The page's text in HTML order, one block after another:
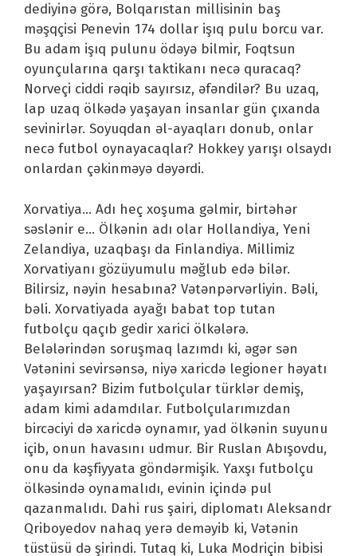
dediyinə görə, Bolqarıstan millisinin baş
məşqçisi Penevin 174 dollar işıq pulu borcu var.
Bu adam işıq pulunu ödəyə bilmir, Foqtsun
oyunçularına qarşı taktikanı necə quracaq?
Norveçi ciddi rəqib sayırsız, əfəndilər? Bu uzaq,
lap uzaq ölkədə yaşayan insanlar gün çıxanda
sevinirlər. Soyuqdan əl-ayaqları donub, onlar
necə futbol oynayacaqlar? Hokkey yarışı olsaydı
onlardan çəkinməyə dəyərdi.
Xorvatiya… Adı heç xoşuma gəlmir, birtəhər
səslənir e… Ölkənin adı olar Hollandiya, Yeni
Zelandiya, uzaqbaşı da Finlandiya. Millimiz
Xorvatiyanı gözüyumulu məğlub edə bilər.
Bilirsiz, nəyin hesabına? Vətənpərvərliyin. Bəli,
bəli. Xorvatiyada ayağı babat top tutan
futbolçu qaçıb gedir xarici ölkələrə.
Belələrindən soruşmaq lazımdı ki, əgər sən
Vətənini sevirsənsə, niyə xaricdə legioner həyatı
yaşayırsan? Bizim futbolçular türklər demiş,
adam kimi adamdılar. Futbolçularımızdan
bircəciyi də xaricdə oynamır, yad ölkənin suyunu
içib, onun havasını udmur. Bir Ruslan Abışovdu,
onu da kəşfiyyata göndərmişik. Yaxşı futbolçu
ölkəsində oynamalıdı, evinin içində pul
qazanmalıdı. Dahi rus şairi, diplomatı Aleksandr
Qriboyedov nahaq yerə deməyib ki, Vətənin
tüstüsü də şirindi. Tutaq ki, Luka Modriçin bibisi